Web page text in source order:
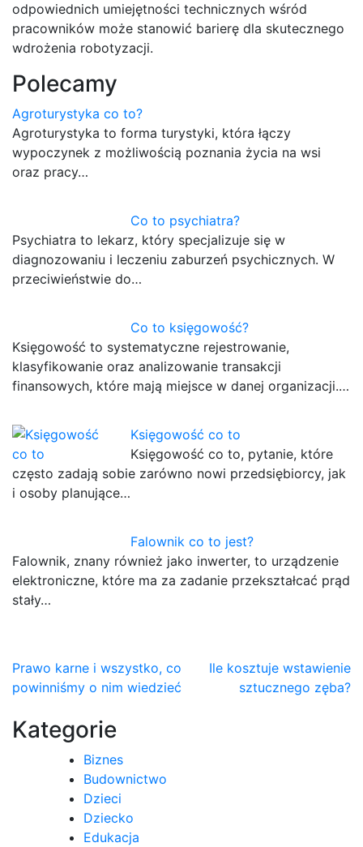
odpowiednich umiejętności technicznych wśród
pracowników może stanowić barierę dla skutecznego
wdrożenia robotyzacji.
Polecamy
Agroturystyka co to?
Agroturystyka to forma turystyki, która łączy
wypoczynek z możliwością poznania życia na wsi
oraz pracy…
Co to psychiatra?
Psychiatra to lekarz, który specjalizuje się w
diagnozowaniu i leczeniu zaburzeń psychicznych. W
przeciwieństwie do…
Co to księgowość?
Księgowość to systematyczne rejestrowanie,
klasyfikowanie oraz analizowanie transakcji
finansowych, które mają miejsce w danej organizacji.…
Księgowość co to
Księgowość co to, pytanie, które
często zadają sobie zarówno nowi przedsiębiorcy, jak
i osoby planujące…
Falownik co to jest?
Falownik, znany również jako inwerter, to urządzenie
elektroniczne, które ma za zadanie przekształcać prąd
stały…
Nawigacja
wpisu
Prawo karne i wszystko, co
powinniśmy o nim wiedzieć
Ile kosztuje wstawienie
sztucznego zęba?
Kategorie
Biznes
Budownictwo
Dzieci
Dziecko
Edukacja